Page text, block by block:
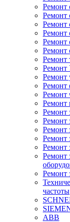
Ремонт
Ремонт
Ремонт
Ремонт
Ремонт
Ремонт
Ремонт
Ремонт
Ремонт
Ремонт
Ремонт
Ремонт
Ремонт
Ремонт
Ремонт
Ремонт
Ремонт
Ремонт
частоты
ABB